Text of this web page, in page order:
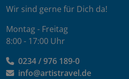
Wir sind gerne für Dich da!
Montag - Freitag
8:00 - 17:00 Uhr
0234 / 976 189-0
info@artistravel.de